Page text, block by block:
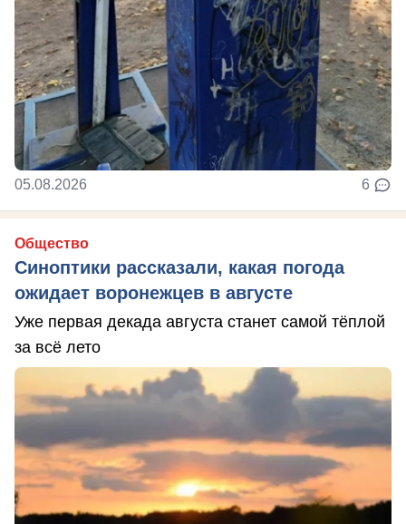
05.08.2026 6
Общество
Синоптики рассказали, какая погода
ожидает воронежцев в августе
Уже первая декада августа станет самой тёплой
за всё лето